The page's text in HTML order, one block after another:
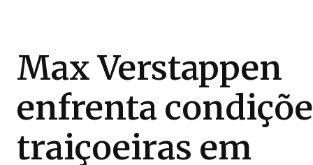
Max Verstappen
enfrenta
traiçoeiras em